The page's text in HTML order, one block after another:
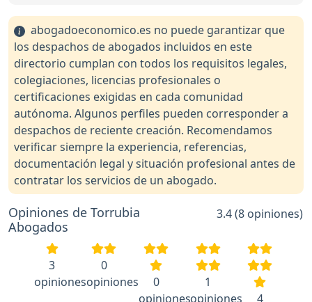
abogadoeconomico.es no puede garantizar que
los despachos de abogados incluidos en este
directorio cumplan con todos los requisitos legales,
colegiaciones, licencias profesionales o
certificaciones exigidas en cada comunidad
autónoma. Algunos perfiles pueden corresponder a
despachos de reciente creación. Recomendamos
verificar siempre la experiencia, referencias,
documentación legal y situación profesional antes de
contratar los servicios de un abogado.
Opiniones de Torrubia
Abogados
3.4 (8 opiniones)
3
opiniones
0
opiniones
0
opiniones
1
opiniones
4